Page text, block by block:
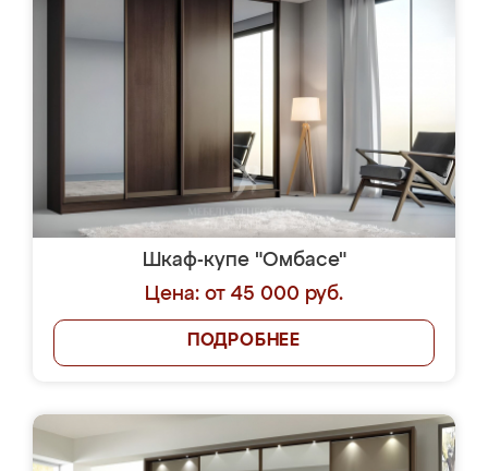
Шкаф-купе "Омбасе"
Цена: от 45 000 руб.
ПОДРОБНЕЕ